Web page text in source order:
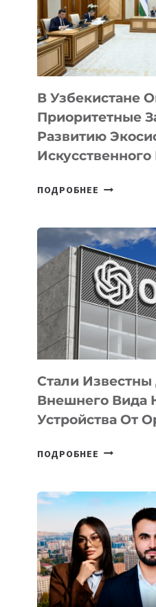
В Узбекистане
Приоритетные
Развитию
ПОДРОБНЕЕ
ЗАДАЧИ
ПО
РАЗВИТИЮ
Стали Известны
Внешнего Вида
Устройства От
ПОДРОБНЕЕ СТАЛИ
ВНЕШНЕГО
ВИДА
НОВОГО
ОТ
OPENAI